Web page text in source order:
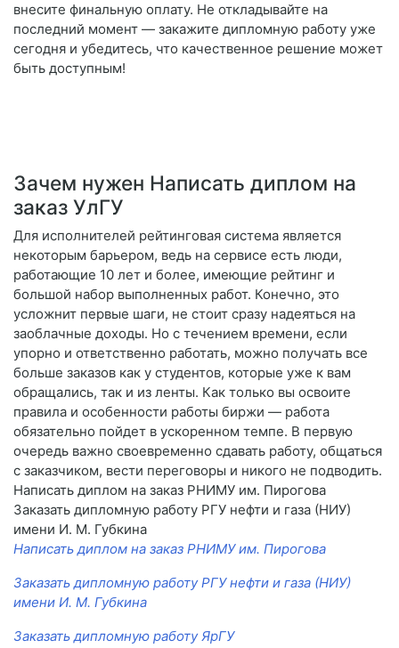
внесите финальную оплату. Не откладывайте на
последний момент — закажите дипломную работу уже
сегодня и убедитесь, что качественное решение может
быть доступным!
Зачем нужен Написать диплом на
заказ УлГУ
Для исполнителей рейтинговая система является
некоторым барьером, ведь на сервисе есть люди,
работающие 10 лет и более, имеющие рейтинг и
большой набор выполненных работ. Конечно, это
усложнит первые шаги, не стоит сразу надеяться на
заоблачные доходы. Но с течением времени, если
упорно и ответственно работать, можно получать все
больше заказов как у студентов, которые уже к вам
обращались, так и из ленты. Как только вы освоите
правила и особенности работы биржи — работа
обязательно пойдет в ускоренном темпе. В первую
очередь важно своевременно сдавать работу, общаться
с заказчиком, вести переговоры и никого не подводить.
Написать диплом на заказ РНИМУ им. Пирогова
Заказать дипломную работу РГУ нефти и газа (НИУ)
имени И. М. Губкина
Написать диплом на заказ РНИМУ им. Пирогова
Заказать дипломную работу РГУ нефти и газа (НИУ)
имени И. М. Губкина
Заказать дипломную работу ЯрГУ